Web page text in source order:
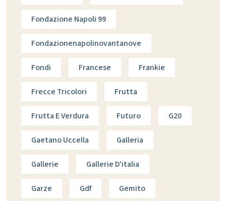
Fondazione Napoli 99
Fondazionenapolinovantanove
Fondi Francese Frankie
Frecce Tricolori Frutta
Frutta E Verdura Futuro G20
Gaetano Uccella Galleria
Gallerie Gallerie D'italia
Garze Gdf Gemito